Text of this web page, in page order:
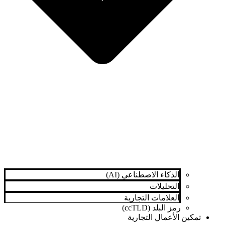
الذكاء الاصطناعي (AI)
التحليلات
العلامات التجارية
رمز البلد (ccTLD)
تمكين الأعمال التجارية